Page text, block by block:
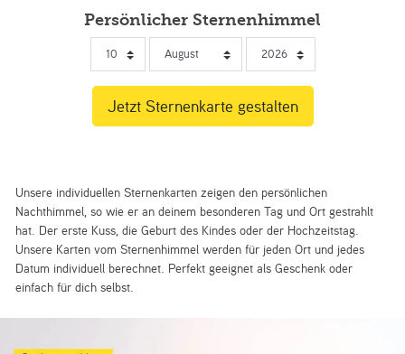
Persönlicher Sternenhimmel
Unsere individuellen Sternenkarten zeigen den persönlichen
Nachthimmel, so wie er an deinem besonderen Tag und Ort gestrahlt
hat. Der erste Kuss, die Geburt des Kindes oder der Hochzeitstag.
Unsere Karten vom Sternenhimmel werden für jeden Ort und jedes
Datum individuell berechnet. Perfekt geeignet als Geschenk oder
einfach für dich selbst.